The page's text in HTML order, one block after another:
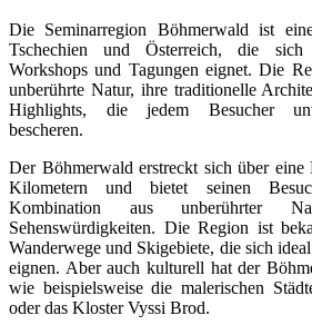
Die Seminarregion Böhmerwald ist
Tschechien und Österreich, die
Workshops und Tagungen eignet. Die
unberührte Natur, ihre traditionelle
Highlights, die jedem Besucher
bescheren.
Der Böhmerwald erstreckt sich über eine
Kilometern und bietet seinen
Kombination aus unberührter
Sehenswürdigkeiten. Die Region ist
Wanderwege und Skigebiete, die sich
eignen. Aber auch kulturell hat der
wie beispielsweise die malerischen
oder das Kloster Vyssi Brod.